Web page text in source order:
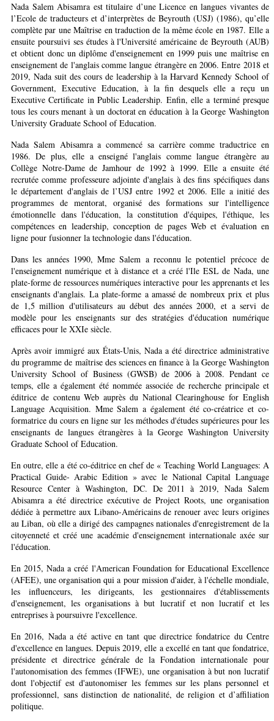
Nada Salem Abisamra est titulaire d’une Licence en langues vivantes de
l’Ecole de traducteurs et d’interprètes de Beyrouth (USJ) (1986), qu’elle
complète par une Maîtrise en traduction de la même école en 1987. Elle a
ensuite poursuivi ses études à l'Université américaine de Beyrouth (AUB)
et obtient donc un diplôme d'enseignement en 1999 puis une maîtrise en
enseignement de l'anglais comme langue étrangère en 2006. Entre 2018 et
2019, Nada suit des cours de leadership à la Harvard Kennedy School of
Government, Executive Education, à la fin desquels elle a reçu un
Executive Certificate in Public Leadership. Enfin, elle a terminé presque
tous les cours menant à un doctorat en éducation à la George Washington
University Graduate School of Education.
Nada Salem Abisamra a commencé sa carrière comme traductrice en
1986. De plus, elle a enseigné l'anglais comme langue étrangère au
Collège Notre-Dame de Jamhour de 1992 à 1999. Elle a ensuite été
recrutée comme professeure adjointe d'anglais à des fins spécifiques dans
le département d'anglais de l’USJ entre 1992 et 2006. Elle a initié des
programmes de mentorat, organisé des formations sur l'intelligence
émotionnelle dans l'éducation, la constitution d'équipes, l'éthique, les
compétences en leadership, conception de pages Web et évaluation en
ligne pour fusionner la technologie dans l'éducation.
Dans les années 1990, Mme Salem a reconnu le potentiel précoce de
l'enseignement numérique et à distance et a créé l'Ile ESL de Nada, une
plate-forme de ressources numériques interactive pour les apprenants et les
enseignants d'anglais. La plate-forme a amassé de nombreux prix et plus
de 1,5 million d'utilisateurs au début des années 2000, et a servi de
modèle pour les enseignants sur des stratégies d'éducation numérique
efficaces pour le XXIe siècle.
Après avoir immigré aux États-Unis, Nada a été directrice administrative
du programme de maîtrise des sciences en finance à la George Washington
University School of Business (GWSB) de 2006 à 2008. Pendant ce
temps, elle a également été nommée associée de recherche principale et
éditrice de contenu Web auprès du National Clearinghouse for English
Language Acquisition. Mme Salem a également été co-créatrice et co-
formatrice du cours en ligne sur les méthodes d'études supérieures pour les
enseignants de langues étrangères à la George Washington University
Graduate School of Education.
En outre, elle a été co-éditrice en chef de « Teaching World Languages: A
Practical Guide- Arabic Edition » avec le National Capital Language
Resource Center à Washington, DC. De 2011 à 2019, Nada Salem
Abisamra a été directrice exécutive de Project Roots, une organisation
dédiée à permettre aux Libano-Américains de renouer avec leurs origines
au Liban, où elle a dirigé des campagnes nationales d'enregistrement de la
citoyenneté et créé une académie d'enseignement internationale axée sur
l'éducation.
En 2015, Nada a créé l'American Foundation for Educational Excellence
(AFEE), une organisation qui a pour mission d'aider, à l'échelle mondiale,
les influenceurs, les dirigeants, les gestionnaires d'établissements
d'enseignement, les organisations à but lucratif et non lucratif et les
entreprises à poursuivre l'excellence.
En 2016, Nada a été active en tant que directrice fondatrice du Centre
d'excellence en langues. Depuis 2019, elle a excellé en tant que fondatrice,
présidente et directrice générale de la Fondation internationale pour
l'autonomisation des femmes (IFWE), une organisation à but non lucratif
dont l'objectif est d'autonomiser les femmes sur les plans personnel et
professionnel, sans distinction de nationalité, de religion et d’affiliation
politique.